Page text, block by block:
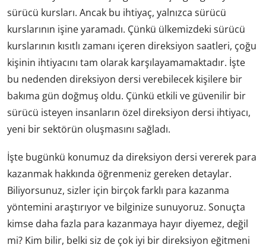
sürücü kursları. Ancak bu ihtiyaç, yalnızca sürücü
kurslarının işine yaramadı. Çünkü ülkemizdeki sürücü
kurslarının kısıtlı zamanı içeren direksiyon saatleri, çoğu
kişinin ihtiyacını tam olarak karşılayamamaktadır. İşte
bu nedenden direksiyon dersi verebilecek kişilere bir
bakıma gün doğmuş oldu. Çünkü etkili ve güvenilir bir
sürücü isteyen insanların özel direksiyon dersi ihtiyacı,
yeni bir sektörün oluşmasını sağladı.
İşte bugünkü konumuz da direksiyon dersi vererek para
kazanmak hakkında öğrenmeniz gereken detaylar.
Biliyorsunuz, sizler için birçok farklı para kazanma
yöntemini araştırıyor ve bilginize sunuyoruz. Sonuçta
kimse daha fazla para kazanmaya hayır diyemez, değil
mi? Kim bilir, belki siz de çok iyi bir direksiyon eğitmeni